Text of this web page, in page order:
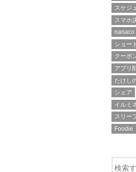
スケジ
スマホ
nanaco
ショー
クーポ
アプリ
たけし
シェア
イルミ
スリー
Foodie